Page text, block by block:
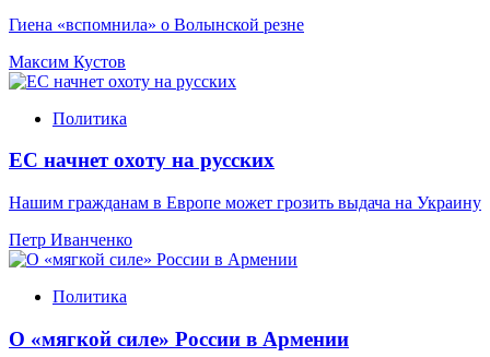
Гиена «вспомнила» о Волынской резне
Максим Кустов
Политика
ЕС начнет охоту на русских
Нашим гражданам в Европе может грозить выдача на Украину
Петр Иванченко
Политика
О «мягкой силе» России в Армении